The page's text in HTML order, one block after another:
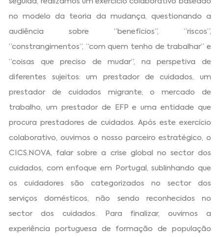
no modelo da teoria da mudança, questionando a
audiência sobre “benefícios”, “riscos”,
“constrangimentos”, “com quem tenho de trabalhar” e
“coisas que preciso de mudar”, na perspetiva de
diferentes sujeitos: um prestador de cuidados, um
prestador de cuidados migrante, o mercado de
trabalho, um prestador de EFP e uma entidade que
procura prestadores de cuidados. Após este exercício
colaborativo, ouvimos o nosso parceiro estratégico, o
CICS.NOVA, falar sobre a crise global no sector dos
cuidados, com enfoque em Portugal, sublinhando que
os cuidadores são categorizados no sector dos
serviços domésticos, não sendo reconhecidos no
sector dos cuidados. Para finalizar, ouvimos a
experiência portuguesa de formação de população